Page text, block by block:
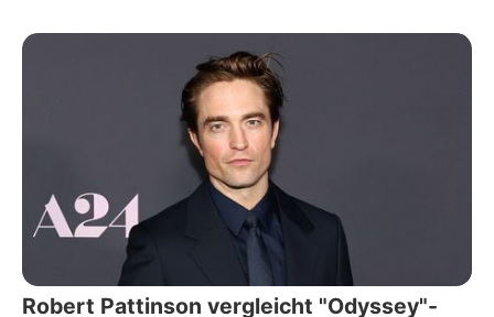
Robert Pattinson vergleicht "Odyssey"-